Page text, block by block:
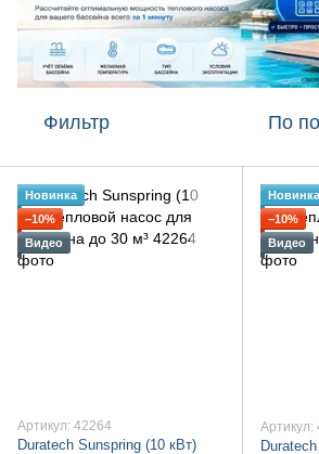
Фильтр По
Новинка
−10%
Видео
Артикул: 42264
Duratech Sunspring (10 кВт)
Новинка
−10%
Видео
Артикул: